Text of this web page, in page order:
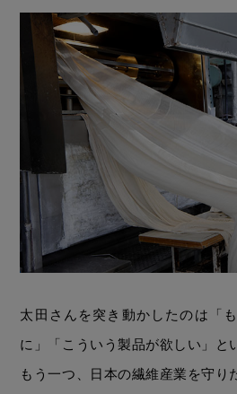
太田さんを突き動かしたのは「
に」「こういう製品が欲しい」と
もう一つ、日本の繊維産業を守り